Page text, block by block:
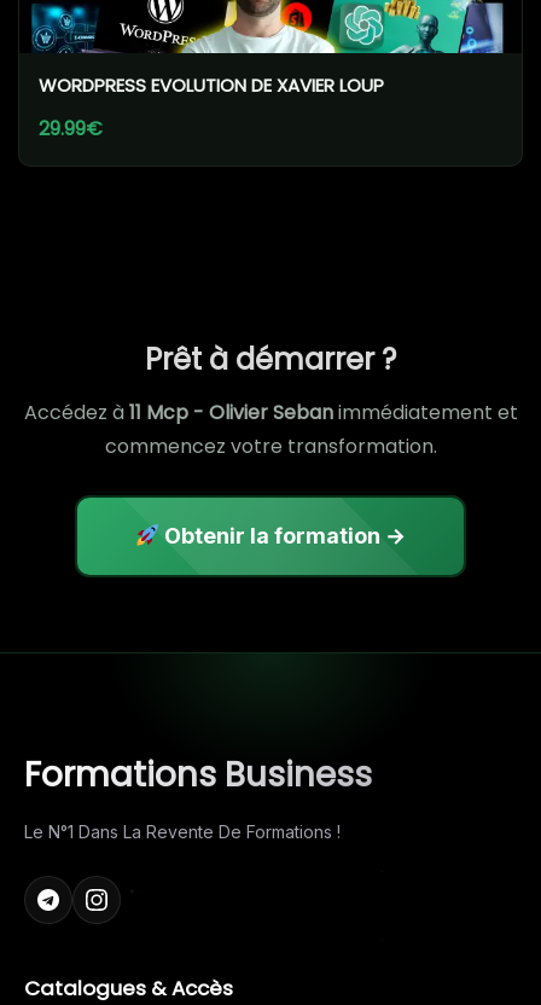
WORDPRESS EVOLUTION DE XAVIER LOUP
29.99€
Prêt à démarrer ?
Accédez à11 Mcp - Olivier Sebanimmédiatement et
commencez votre transformation.
Obtenir la formation →
Formations Business
Le N°1 Dans La Revente De Formations !
Catalogues & Accès